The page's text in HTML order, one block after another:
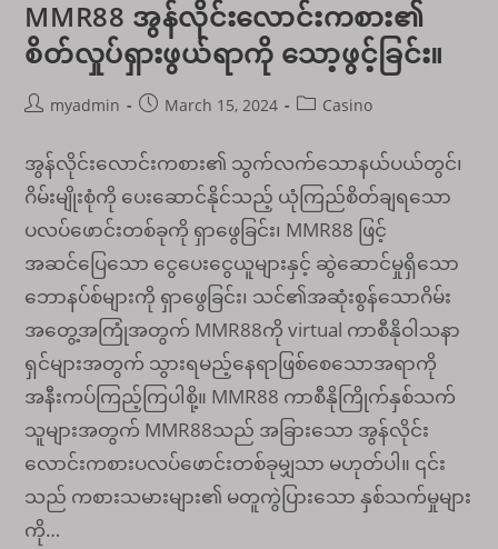
MMR88 အွန်လိုင်းလောင်းကစား၏
စိတ်လှုပ်ရှားဖွယ်ရာကို သော့ဖွင့်ခြင်း။
Postmyadmin
PostMarch 15, 2024
PostCasino
အွန်လိုင်းလောင်းကစား၏ သွက်လက်သောနယ်ပယ်တွင်၊
ဂိမ်းမျိုးစုံကို ပေးဆောင်နိုင်သည့် ယုံကြည်စိတ်ချရသော
ပလပ်ဖောင်းတစ်ခုကို ရှာဖွေခြင်း၊ MMR88 ဖြင့်
အဆင်ပြေသော ငွေပေးငွေယူများနှင့် ဆွဲဆောင်မှုရှိသော
ဘောနပ်စ်များကို ရှာဖွေခြင်း၊ သင်၏အဆုံးစွန်သောဂိမ်း
အတွေ့အကြုံအတွက် MMR88ကို virtual ကာစီနိုဝါသနာ
ရှင်များအတွက် သွားရမည့်နေရာဖြစ်စေသောအရာကို
အနီးကပ်ကြည့်ကြပါစို့။ MMR88 ကာစီနိုကြိုက်နှစ်သက်
သူများအတွက် MMR88သည် အခြားသော အွန်လိုင်း
လောင်းကစားပလပ်ဖောင်းတစ်ခုမျှသာ မဟုတ်ပါ။ ၎င်း
သည် ကစားသမားများ၏ မတူကွဲပြားသော နှစ်သက်မှုများ
ကို…